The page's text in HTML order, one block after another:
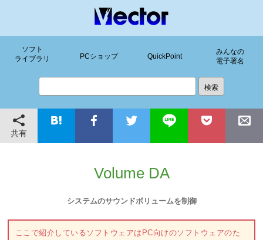
ソフト
ライブラリ
PCショップ QuickPoint
みんなの
電子署名
共有
Volume DA
システムのサウンドボリュームを制御
ここで紹介しているソフトウェアはPC向けのソフトウェアのた